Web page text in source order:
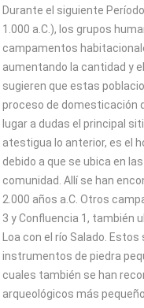
Durante el siguiente
1.000 a.C.), los grupos
campamentos
aumentando la cantidad y
sugieren que estas
proceso de domesticación
lugar a dudas el principal
atestigua lo anterior, es el
debido a que se ubica en
comunidad. Allí se han
2.000 años a.C. Otros
3 y Confluencia 1, también
Loa con el río Salado.
instrumentos de piedra
cuales también se han
arqueológicos más